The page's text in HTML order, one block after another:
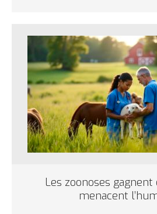
Les zoonoses
menacent